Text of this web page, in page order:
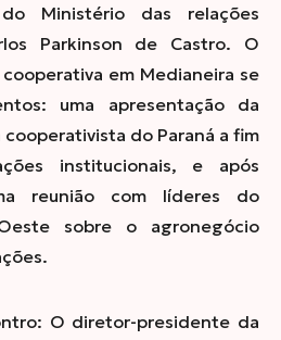
Ministério das relações
Parkinson de Castro. O
em Medianeira se
uma apresentação da
do Paraná a fim
institucionais, e após
reunião com líderes do
sobre o agronegócio
O diretor-presidente da